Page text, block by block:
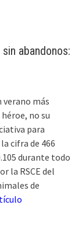
abandonos:
verano más
no su
para
cifra de 466
durante todo
la RSCE del
de